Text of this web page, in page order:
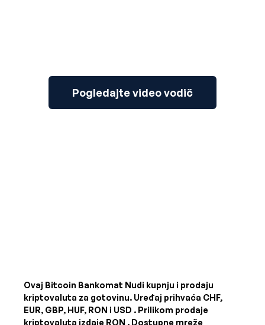
Pogledajte video vodič
Ovaj Bitcoin Bankomat Nudi kupnju i prodaju
kriptovaluta za gotovinu. Uređaj prihvaća CHF,
EUR, GBP, HUF, RON i USD . Prilikom prodaje
kriptovaluta izdaje RON . Dostupne mreže